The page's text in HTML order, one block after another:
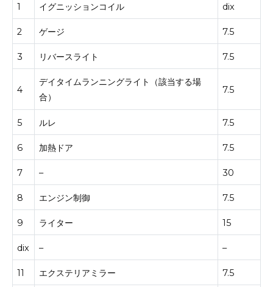
1 イグニッションコイル dix
2 ゲージ 7.5
3 リバースライト 7.5
4
デイタイムランニングライト（該当する場
合）
7.5
5 ルレ 7.5
6 加熱ドア 7.5
7 – 30
8 エンジン制御 7.5
9 ライター 15
dix – –
11 エクステリアミラー 7.5